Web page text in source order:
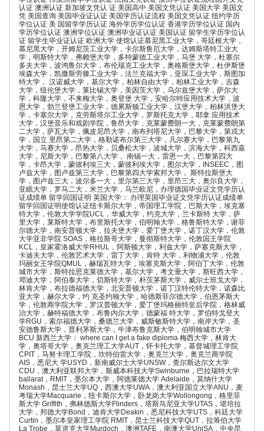
认证 澳洲认证 新加坡文凭认 证 美国高中 美国文凭认证 美国大学 美国文
凭 美国查询 美国毕业证认证 美国学历认证流程 美国文凭认证 纽约学历
学位认证 美 国留学学历认证 海外学历学位认证 香港学历学位认证 国内
学历学位认证 澳洲学位认证 澳洲毕业证认证 美国认证 留学生学历学位认
证 留学生毕业证认证 欧洲大学 使馆认证慕尼黑工业大学，哥廷根大学，
慕尼黑大学，开姆尼茨工业大学，卡尔斯鲁厄大学，达姆斯塔特工业大
学，明斯特大学，弗赖堡大学，多特蒙德工业大学，马堡 大学，杜塞尔
多夫大学，波鸿鲁尔大学，布伦瑞克工业大学，奥格斯堡大学，杜伊斯堡
埃森大学，凯撒斯劳滕工业大学，法兰克福大学，亚琛工业大学，斯图加
特大学， 汉诺威大学，基尔大学，柏林自由大学，柏林工业大学，吉森
大学，纽伦堡大学，莱比锡大学，美因茨大学，乌尔兹堡大学，萨尔大
学，科隆大学，不来梅大学，奥登堡 大学，安哈尔特应用技术大学，波
恩大学，勃兰登堡工业大学，德累斯顿工业大学，汉堡大学，柏林洪堡大
学，卡塞尔大学，克劳斯塔尔工业大学，罗斯托克大学，耶拿 应用技术
大学，汉堡音乐和戏剧学院，鲁昂大学，克莱蒙费朗一大，克莱蒙费朗第
二大学，萨瓦大学，佩皮尼昂大学，南布列塔尼大学，巴黎大学，第戎大
学，国立 里昂第二大学，格勒诺布尔第三大学，凡尔赛大学，巴黎第九
大学，马赛大学，昂热大学，贝桑松大学，波城大学，滨海大学，科西嘉
大学，尼斯大学，巴黎第八大学， 南锡一大，雷恩一大，巴黎第四大
学，卡昂大学，蒙彼利埃三大，蒙彼利埃大学，图尔大学，INSEEC，图
卢兹大学，图卢兹第三大学，巴黎第四大学索邦大学， 斯特拉斯堡大
学，图卢兹三大，波尔多一大，里尔第三大学，里昂三大，奥尔良大学，
亚眠大学，罗马二大，米兰大学，马兰欧尼，办理德国毕业证文凭学历认
证成绩单 留学回国证明 英国大学： 办理英国毕业证文凭学历认证成绩单
留学回国证明使馆认证纽卡斯尔大学，帝国理工学院，巴斯大学，埃克塞
特大学，伦敦大学学院UCL，华威大学，约克大学，兰卡斯特 大学，萨
里大学，莱斯特大学，布里斯托大学，伯明翰大学，格鲁斯特大学，谢菲
尔德大学，南安普顿大学，拉夫堡大学，爱丁堡大学，诺丁汉大学，伦敦
大学亚非学院 SOAS，格拉斯哥大学，曼彻斯特大学，伦敦国王学院
KCL，皇家霍洛威大学RHUL，阿斯顿大学，利兹大学，萨塞克斯大学，
卡迪夫大学，伦敦艺术大学，雷丁大学，肯特 大学，利物浦大学，伦敦
玛丽女王学院QMUL，赫瑞瓦特大学，埃塞克斯大学，阿伯丁大学，伦敦
城市大学，斯特拉思克莱德大学，基尔大学，考文垂大学，斯旺西大学，
邓迪大学，阿伯泰大学，切斯特大学，朴茨茅斯大学，威尔士班戈大学，
林肯大学，布拉德福德大学，北安普顿大学，诺丁汉特伦特大学，诺森比
亚大学，赫尔大学，约 克圣约翰大学，哈德斯菲尔德大学，伯恩茅斯大
学，伦敦商学院大学，罗汉普顿大学，爱丁堡玛格丽特皇后学院，格林威
治大学，赫特福德大学，布鲁内尔大学，德蒙福 特大学，罗伯特戈登大
学RGU，索尔福德大学，桑德兰大学，威斯敏斯特大学，南岸大学，圣
安德鲁斯大学，普利茅斯大学，牛津布鲁克斯大学，伯明翰城市大学
BCU 新西兰大学： where can I get a fake diploma 梅西大学，林肯大
学，奥塔哥大学，奥克兰理工大学AUT，怀卡托大学，基督城理工学院
CPIT，马努卡理工学院，坎特伯雷大学，奥克兰大学，奥克兰商学院
AIS，悉尼大 学USYD，新南威尔士大学UNSW，查尔斯达尔文大学
CDU，澳大利亚联邦大学，斯威本科技大学Swinburne，巴拉瑞特大学
ballarat，RMIT，墨尔本大学，阿德莱德大学 Adelaide，莫纳什大学
Monash，昆士兰大学UQ，西澳大学UWA，澳大利亚国立大学ANU，麦
考瑞大学Macquarie，纽卡斯尔大学，卧龙岗大学Wollongong，格里菲
斯大学 Griffith，弗林德斯大学Flinders，塔斯马尼亚大学UTAS，堪培拉
大学，邦德大学Bond，迪肯大学Deakin，悉尼科技大学UTS，科廷大学
Curtin，墨尔本皇家理工学院 RMIT，昆士兰科技大学QUT，拉筹伯大学
La Trobe，莫道克大学Murdoch，澳洲TAFE，南澳大学UniSA，中央昆